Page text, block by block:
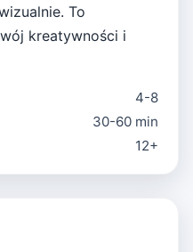
To
kreatywności i
4-8
30-60 min
12+